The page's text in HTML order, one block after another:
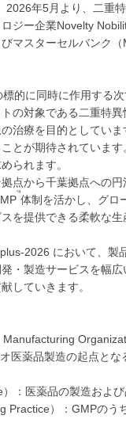
2026年5月より、二重
ジー企業Novelty
マスターセルバンク（
的に同時に作用する
の対象である二重特
治療を目的としてい
とが期待されていま
られます。
点から千葉拠点への
*4
体制を活かし、グロ
を提供できる柔軟な
2026 において、
・製造サービスを幅
していきます。
医薬品製造の起点と
：医薬品の製造およ
Practice）：GMPのう